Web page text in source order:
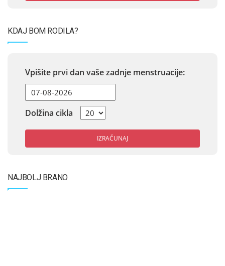
KDAJ BOM RODILA?
Vpišite prvi dan vaše zadnje menstruacije:
Dolžina cikla
IZRAČUNAJ
NAJBOLJ BRANO